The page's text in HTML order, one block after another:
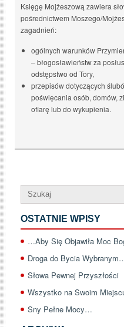
Księgę Mojżeszową zawiera
pośrednictwem Moszego/
zagadnień:
ogólnych warunków
– błogosławieństw za
odstępstwo od Tory,
przepisów dotyczących
poświęcania osób, domów,
ofiarę lub do wykupienia.
OSTATNIE WPISY
…Aby Się Objawiła Moc
Droga do Bycia
Słowa Pewnej Przyszłości
Wszystko na Swoim
Sny Pełne Mocy…